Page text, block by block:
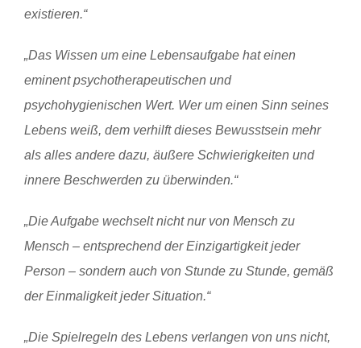
existieren.“
„Das Wissen um eine Lebensaufgabe hat einen
eminent psychotherapeutischen und
psychohygienischen Wert. Wer um einen Sinn seines
Lebens weiß, dem verhilft dieses Bewusstsein mehr
als alles andere dazu, äußere Schwierigkeiten und
innere Beschwerden zu überwinden.“
„Die Aufgabe wechselt nicht nur von Mensch zu
Mensch – entsprechend der Einzigartigkeit jeder
Person – sondern auch von Stunde zu Stunde, gemäß
der Einmaligkeit jeder Situation.“
„Die Spielregeln des Lebens verlangen von uns nicht,